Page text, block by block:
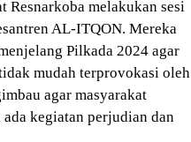
Resnarkoba melakukan sesi
AL-ITQON. Mereka
Pilkada 2024 agar
mudah terprovokasi oleh
agar masyarakat
kegiatan perjudian dan